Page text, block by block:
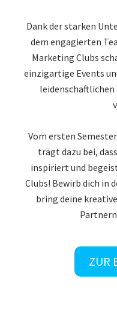
Dank der starken
dem engagierten
Marketing Clubs
einzigartige Events
Vom ersten
trägt dazu bei,
inspiriert und
Clubs! Bewirb dich in
bring deine
ZUR